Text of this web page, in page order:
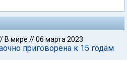
В мире //06 марта 2023
приговорена к 15 годам